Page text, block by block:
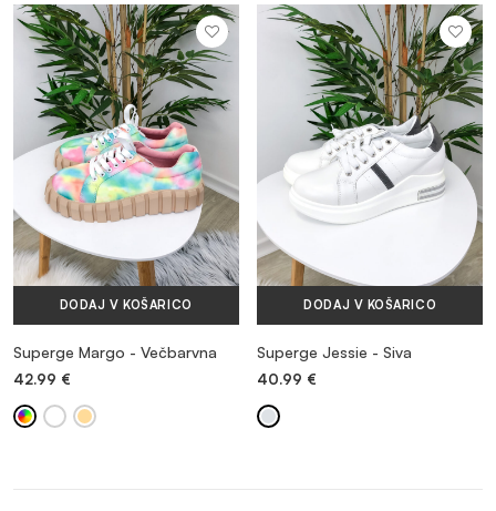
VEČ INFORMACIJ
DODAJ V KOŠARICO
Superge Margo - Večbarvna
42.99 €
DODAJ V KOŠARICO
Superge Jessie - Siva
40.99 €